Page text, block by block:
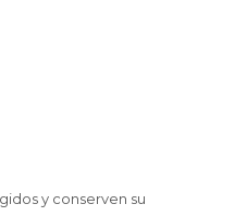
y conserven su